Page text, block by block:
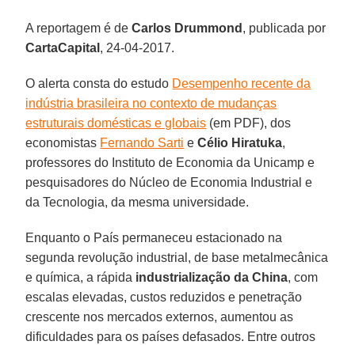
A reportagem é de Carlos Drummond , publicada por
CartaCapital , 24-04-2017.
O alerta consta do estudo Desempenho recente da
indústria brasileira no contexto de mudanças
estruturais domésticas e globais (em PDF), dos
economistas Fernando Sarti eCélio Hiratuka,
professores do Instituto de Economia da Unicamp e
pesquisadores do Núcleo de Economia Industrial e
da Tecnologia, da mesma universidade.
Enquanto o País permaneceu estacionado na
segunda revolução industrial, de base metalmecânica
e química, a rápida industrialização da China, com
escalas elevadas, custos reduzidos e penetração
crescente nos mercados externos, aumentou as
dificuldades para os países defasados. Entre outros